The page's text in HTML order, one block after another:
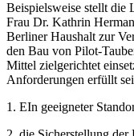
Beispielsweise stellt die
Frau Dr. Kathrin
Berliner Haushalt zur
den Bau von Pilot-
Mittel zielgerichtet
Anforderungen erfüllt
1. EIn geeigneter